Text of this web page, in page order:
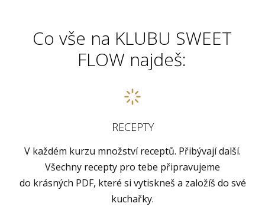
Co vše na KLUBU SWEET
FLOW najdeš:
RECEPTY
V každém kurzu množství receptů. Přibývají další.
Všechny recepty pro tebe připravujeme
do krásných PDF, které si vytiskneš a založíš do své
kuchařky.